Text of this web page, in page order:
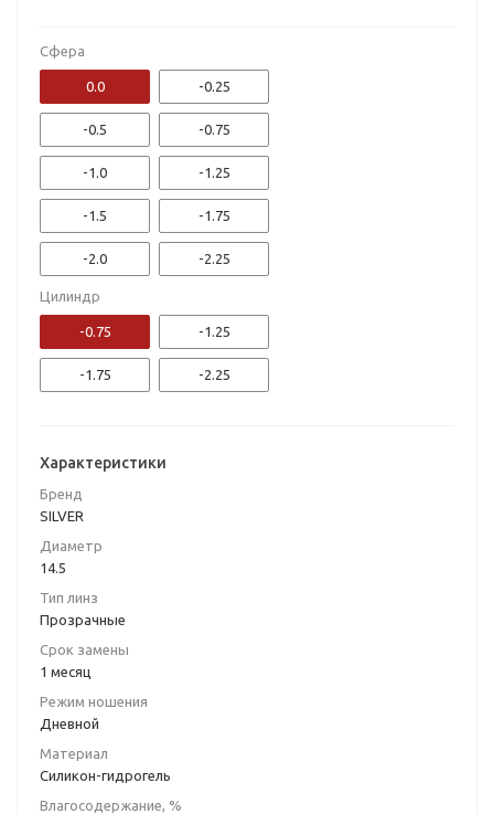
Сфера
0.0 -0.25
-0.5 -0.75
-1.0 -1.25
-1.5 -1.75
-2.0 -2.25
-2.5
-3.25
-3.5 -3.75
-4.5
-5.0
-6.0
-7.0
-9.0
-10.0
Цилиндр
-0.75 -1.25
-1.75 -2.25
Характеристики
Бренд
SILVER
Диаметр
14.5
Тип линз
Прозрачные
Срок замены
1 месяц
Режим ношения
Дневной
Материал
Силикон-гидрогель
Влагосодержание, %